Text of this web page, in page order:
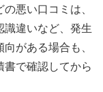
悪い口コミは、
識違いなど、発生
がある場合も、
書で確認してから